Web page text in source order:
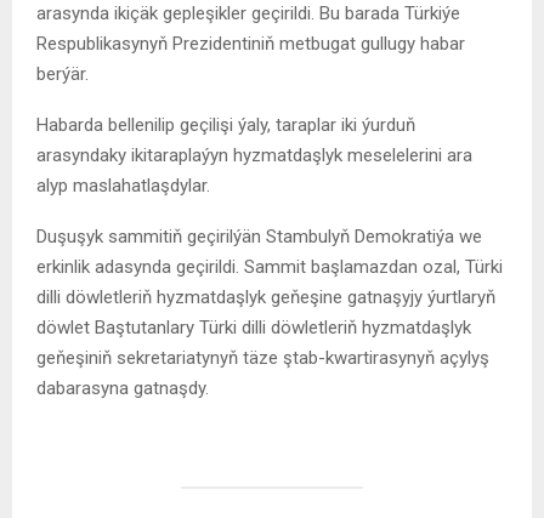
arasynda ikiçäk gepleşikler geçirildi. Bu barada Türkiýe
Respublikasynyň Prezidentiniň metbugat gullugy habar
berýär.
Habarda bellenilip geçilişi ýaly, taraplar iki ýurduň
arasyndaky ikitaraplaýyn hyzmatdaşlyk meselelerini ara
alyp maslahatlaşdylar.
Duşuşyk sammitiň geçirilýän Stambulyň Demokratiýa we
erkinlik adasynda geçirildi. Sammit başlamazdan ozal, Türki
dilli döwletleriň hyzmatdaşlyk geňeşine gatnaşyjy ýurtlaryň
döwlet Baştutanlary Türki dilli döwletleriň hyzmatdaşlyk
geňeşiniň sekretariatynyň täze ştab-kwartirasynyň açylyş
dabarasyna gatnaşdy.